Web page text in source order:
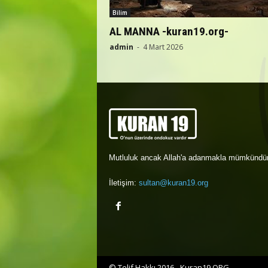
Bilim
AL MANNA -kuran19.org-
admin - 4 Mart 2026
Mutluluk ancak Allah'a adanmakla
İletişim: sultan@kuran19.org